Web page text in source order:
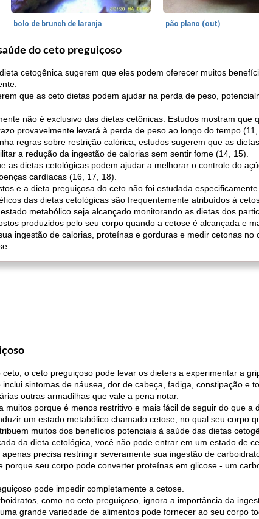
bolo de brunch de laranja pão plano (out)
do ceto preguiçoso
cetogênica sugerem que eles podem oferecer muitos
que as ceto dietas podem ajudar na perda de peso,
não é exclusivo das dietas cetônicas. Estudos mostram que
provavelmente levará à perda de peso ao longo do tempo (11,
regras sobre restrição calórica, estudos sugerem que as
a redução da ingestão de calorias sem sentir fome (14, 15).
as dietas cetológicas podem ajudar a melhorar o controle do
cardíacas (16, 17, 18).
e a dieta preguiçosa do ceto não foi estudada especificamente.
das dietas cetológicas são frequentemente atribuídos à
metabólico seja alcançado monitorando as dietas dos
produzidos pelo seu corpo quando a cetose é alcançada e
ingestão de calorias, proteínas e gorduras e medir cetonas
o ceto preguiçoso pode levar os dieters a experimentar a
sintomas de náusea, dor de cabeça, fadiga, constipação e
outras armadilhas que vale a pena notar.
muitos porque é menos restritivo e mais fácil de seguir do que a
um estado metabólico chamado cetose, no qual seu corpo
muitos dos benefícios potenciais à saúde das dietas
da dieta cetológica, você não pode entrar em um estado de
precisa restringir severamente sua ingestão de
porque seu corpo pode converter proteínas em glicose - um
pode impedir completamente a cetose.
como no ceto preguiçoso, ignora a importância da
grande variedade de alimentos pode fornecer ao seu corpo